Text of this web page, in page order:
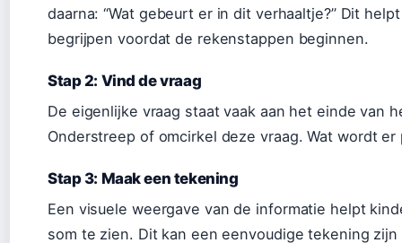
daarna: “Wat gebeurt er in dit verhaaltje?” Dit
begrijpen voordat de rekenstappen beginnen.
Stap 2: Vind de vraag
De eigenlijke vraag staat vaak aan het einde van
Onderstreep of omcirkel deze vraag. Wat wordt er
Stap 3: Maak een tekening
Een visuele weergave van de informatie helpt
som te zien. Dit kan een eenvoudige tekening